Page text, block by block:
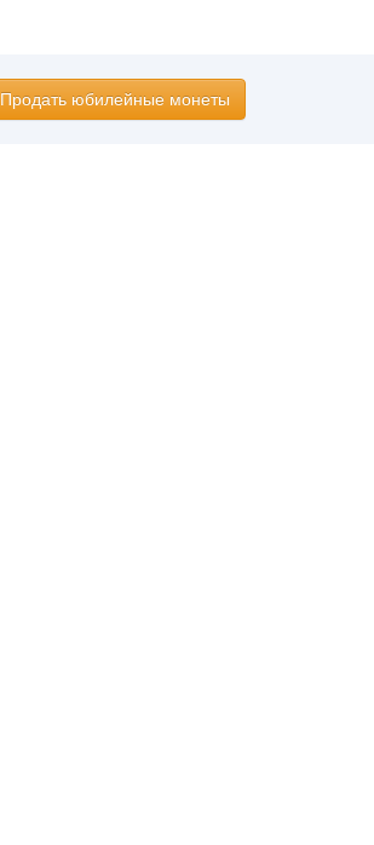
Продать юбилейные монеты